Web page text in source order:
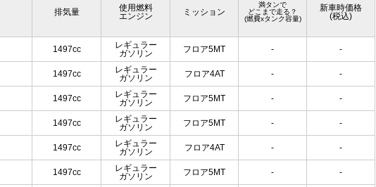
排気量
使用燃料
エンジン
ミッション
満タンで
どこまで走る？
(燃費xタンク容量)
新車時価格
(税込)
1497cc
レギュラー
ガソリン
フロア5MT - -
1497cc
レギュラー
ガソリン
フロア4AT - -
1497cc
レギュラー
ガソリン
フロア5MT - -
1497cc
レギュラー
ガソリン
フロア5MT - -
1497cc
レギュラー
ガソリン
フロア4AT - -
1497cc
レギュラー
ガソリン
フロア5MT - -